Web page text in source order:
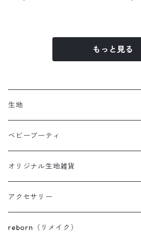
もっと見る
生地
クロスチェック柄
ポップ
スモーキー
ベビーブーティ
パイルベビーブーティ
ボアベビーブーティ
セレモニーベビーブーティ
オリジナル生地雑貨
アクセサリー
reborn（リメイク）